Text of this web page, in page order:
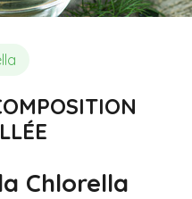
Chlorella